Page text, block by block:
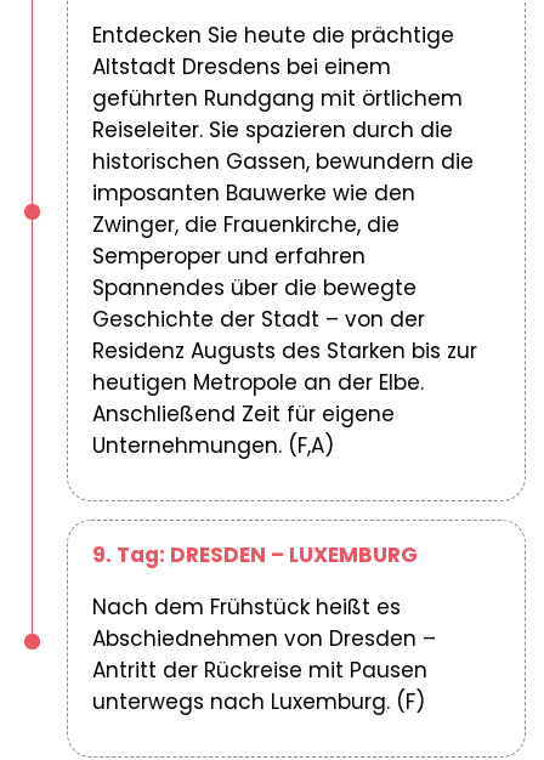
Entdecken Sie heute die prächtige
Altstadt Dresdens bei einem
geführten Rundgang mit örtlichem
Reiseleiter. Sie spazieren durch die
historischen Gassen, bewundern die
imposanten Bauwerke wie den
Zwinger, die Frauenkirche, die
Semperoper und erfahren
Spannendes über die bewegte
Geschichte der Stadt – von der
Residenz Augusts des Starken bis zur
heutigen Metropole an der Elbe.
Anschließend Zeit für eigene
Unternehmungen. (F,A)
9. Tag: DRESDEN – LUXEMBURG
Nach dem Frühstück heißt es
Abschiednehmen von Dresden –
Antritt der Rückreise mit Pausen
unterwegs nach Luxemburg. (F)